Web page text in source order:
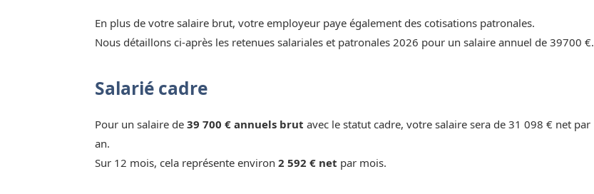
En plus de votre salaire brut, votre employeur paye également des cotisations patronales.
Nous détaillons ci-après les retenues salariales et patronales 2026 pour un salaire annuel de 39700 €.
Salarié cadre
Pour un salaire de 39 700 € annuels brut avec le statut cadre, votre salaire sera de 31 098 € net par
an.
Sur 12 mois, cela représente environ 2 592 € net par mois.